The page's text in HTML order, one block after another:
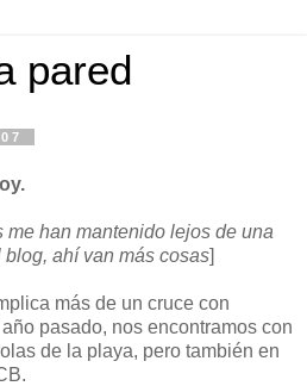
pared
han mantenido lejos de una
ahí van más cosas]
más de un cruce con
pasado, nos encontramos con
de la playa, pero también en